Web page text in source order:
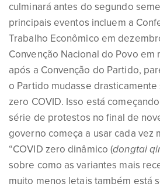
culminará antes do segundo
principais eventos incluem a
Trabalho Econômico em
Convenção Nacional do Povo em
após a Convenção do Partido,
o Partido mudasse
zero COVID. Isso está
série de protestos no final de
governo começa a usar cada vez
“COVID zero dinâmico (dongtai
sobre como as variantes mais
muito menos letais também está